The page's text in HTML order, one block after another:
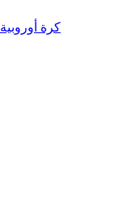
كرة أوروبية